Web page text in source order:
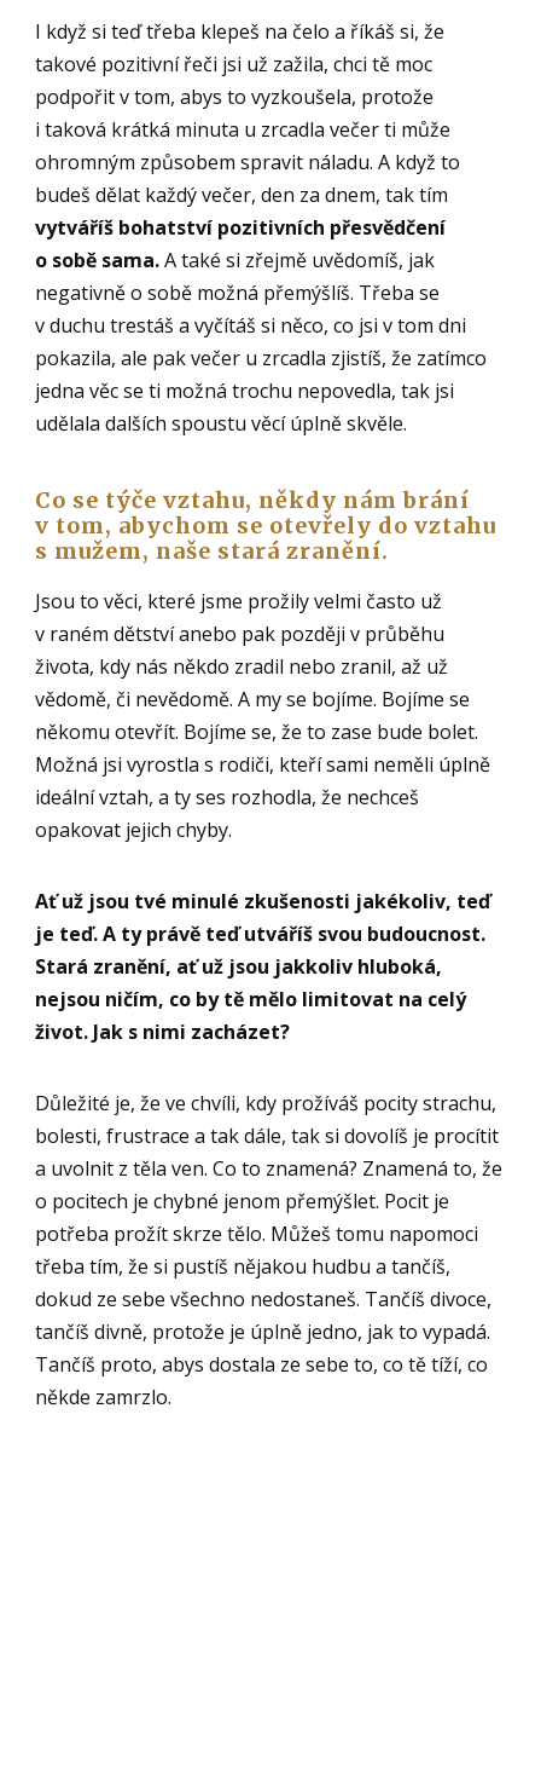
I když si teď třeba klepeš na čelo a říkáš si, že
takové pozitivní řeči jsi už zažila, chci tě moc
podpořit v tom, abys to vyzkoušela, protože
i taková krátká minuta u zrcadla večer ti může
ohromným způsobem spravit náladu. A když to
budeš dělat každý večer, den za dnem, tak tím
vytváříš bohatství pozitivních přesvědčení
o sobě sama.A také si zřejmě uvědomíš, jak
negativně o sobě možná přemýšlíš. Třeba se
v duchu trestáš a vyčítáš si něco, co jsi v tom dni
pokazila, ale pak večer u zrcadla zjistíš, že zatímco
jedna věc se ti možná trochu nepovedla, tak jsi
udělala dalších spoustu věcí úplně skvěle.
Co se týče vztahu, někdy nám brání
v tom, abychom se otevřely do vztahu
s mužem, naše stará zranění.
Jsou to věci, které jsme prožily velmi často už
v raném dětství anebo pak později v průběhu
života, kdy nás někdo zradil nebo zranil, až už
vědomě, či nevědomě. A my se bojíme. Bojíme se
někomu otevřít. Bojíme se, že to zase bude bolet.
Možná jsi vyrostla s rodiči, kteří sami neměli úplně
ideální vztah, a ty ses rozhodla, že nechceš
opakovat jejich chyby.
Ať už jsou tvé minulé zkušenosti jakékoliv, teď
je teď. A ty právě teď utváříš svou budoucnost.
Stará zranění, ať už jsou jakkoliv hluboká,
nejsou ničím, co by tě mělo limitovat na celý
život. Jak s nimi zacházet?
Důležité je, že ve chvíli, kdy prožíváš pocity strachu,
bolesti, frustrace a tak dále, tak si dovolíš je procítit
a uvolnit z těla ven. Co to znamená? Znamená to, že
o pocitech je chybné jenom přemýšlet. Pocit je
potřeba prožít skrze tělo. Můžeš tomu napomoci
třeba tím, že si pustíš nějakou hudbu a tančíš,
dokud ze sebe všechno nedostaneš. Tančíš divoce,
tančíš divně, protože je úplně jedno, jak to vypadá.
Tančíš proto, abys dostala ze sebe to, co tě tíží, co
někde zamrzlo.